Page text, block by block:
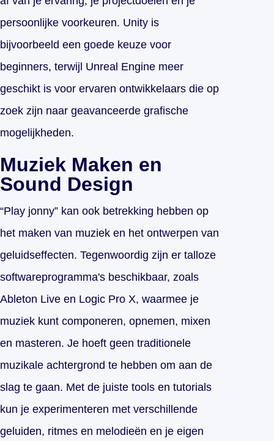
persoonlijke voorkeuren. Unity is
bijvoorbeeld een goede keuze voor
beginners, terwijl Unreal Engine meer
geschikt is voor ervaren ontwikkelaars die op
zoek zijn naar geavanceerde grafische
mogelijkheden.
Muziek Maken en
Sound Design
“Play jonny” kan ook betrekking hebben op
het maken van muziek en het ontwerpen van
geluidseffecten. Tegenwoordig zijn er talloze
softwareprogramma's beschikbaar, zoals
Ableton Live en Logic Pro X, waarmee je
muziek kunt componeren, opnemen, mixen
en masteren. Je hoeft geen traditionele
muzikale achtergrond te hebben om aan de
slag te gaan. Met de juiste tools en tutorials
kun je experimenteren met verschillende
geluiden, ritmes en melodieën en je eigen